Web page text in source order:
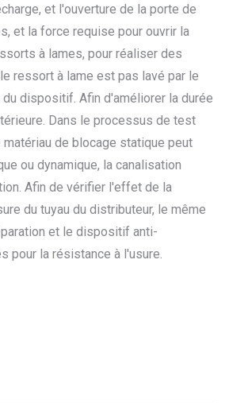
et l'ouverture de la porte de
et la force requise pour ouvrir la
à lames, pour réaliser des
ressort à lame est pas lavé par le
dispositif. Afin d'améliorer la durée
Dans le processus de test
de blocage statique peut
ou dynamique, la canalisation
Afin de vérifier l'effet de la
du tuyau du distributeur, le même
et le dispositif anti-
pour la résistance à l'usure.